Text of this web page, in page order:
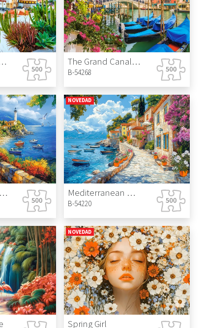
Tenerife, Spain The Grand Canal in Venice
B-54268
White Lighthouse Bay
NOVEDAD
Mediterranean Walk
B-54220
NOVEDAD
Spring Girl